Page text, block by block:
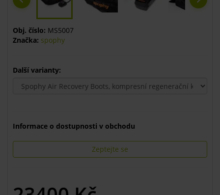
Obj. číslo: MS5007
Značka: spophy
Další varianty:
Informace o dostupnosti v obchodu
Zeptejte se